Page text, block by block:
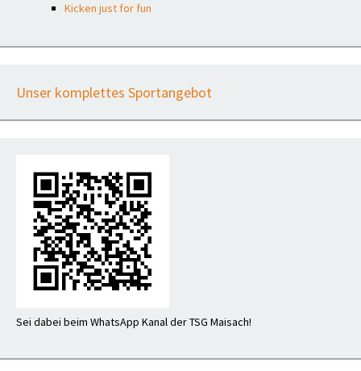
Kicken just for fun
Unser komplettes Sportangebot
Sei dabei beim WhatsApp Kanal der TSG Maisach!